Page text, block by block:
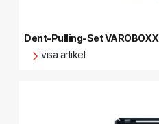
Dent-Pulling-Set VAROBOXX
visa artikel